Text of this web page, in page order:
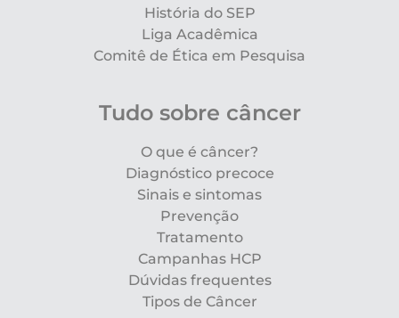
História do SEP
Liga Acadêmica
Comitê de Ética em Pesquisa
Tudo sobre câncer
O que é câncer?
Diagnóstico precoce
Sinais e sintomas
Prevenção
Tratamento
Campanhas HCP
Dúvidas frequentes
Tipos de Câncer